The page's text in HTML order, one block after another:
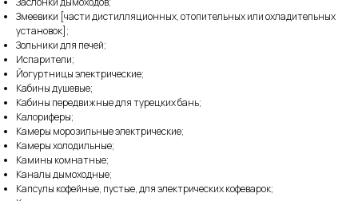
Змеевики [части дистилляционных, отопительных или охладительных
установок];
Зольники для печей;
Испарители;
Йогуртницы электрические;
Кабины душевые;
Кабины передвижные для турецких бань;
Калориферы;
Камеры морозильные электрические;
Камеры холодильные;
Камины комнатные;
Каналы дымоходные;
Капсулы кофейные, пустые, для электрических кофеварок;